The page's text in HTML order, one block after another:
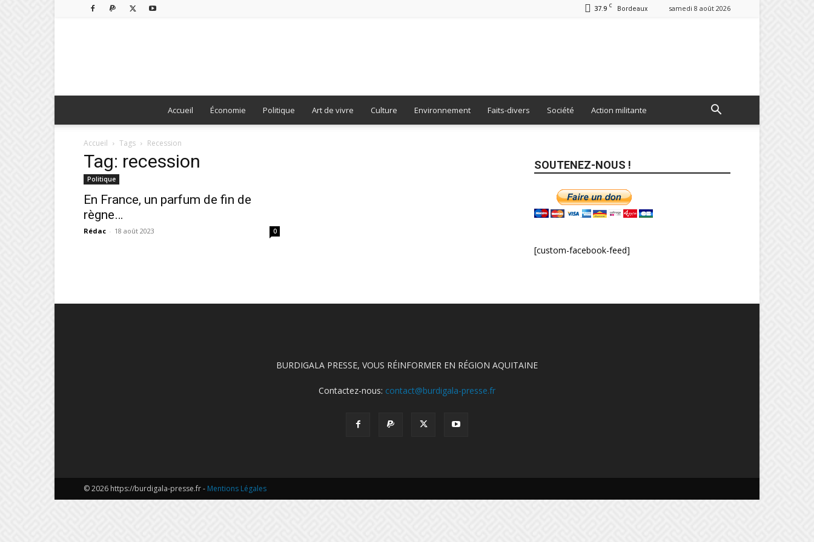
37.9 C Bordeaux samedi 8 août 2026
Burdigala
Accueil Économie Politique Art de vivre Culture Environnement Faits-divers Société Action militante
Accueil Tags Recession
Tag: recession
Politique
En France, un parfum de fin de
règne…
Rédac - 18 août 2023 0
SOUTENEZ-NOUS !
[custom-facebook-feed]
BURDIGALA PRESSE, VOUS RÉINFORMER EN RÉGION AQUITAINE
Contactez-nous: contact@burdigala-presse.fr
© 2026 https://burdigala-presse.fr - Mentions Légales